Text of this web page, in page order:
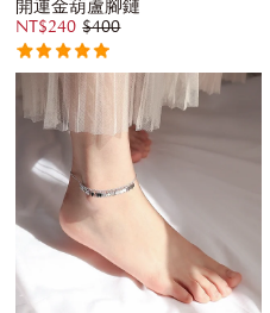
開運金葫蘆腳鏈
NT$240 $400